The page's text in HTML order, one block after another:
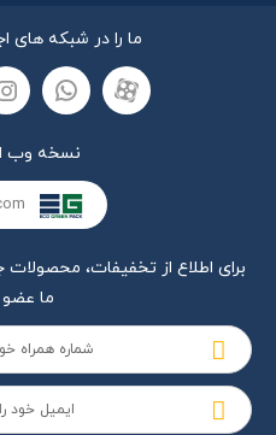
ما را در شبکه های
نسخه وب
برای اطلاع از تخفیفات،
ما